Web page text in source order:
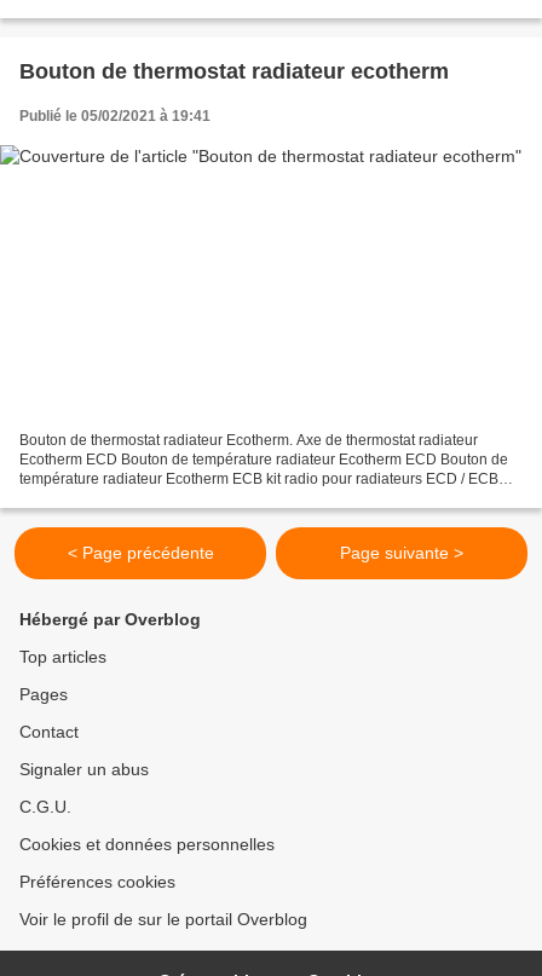
Bouton de thermostat radiateur ecotherm
Publié le 05/02/2021 à 19:41
Bouton de thermostat radiateur Ecotherm. Axe de thermostat radiateur
Ecotherm ECD Bouton de température radiateur Ecotherm ECD Bouton de
température radiateur Ecotherm ECB kit radio pour radiateurs ECD / ECB
< Page précédente Page suivante >
Hébergé par Overblog
Top articles
Pages
Contact
Signaler un abus
C.G.U.
Cookies et données personnelles
Préférences cookies
Voir le profil de sur le portail Overblog